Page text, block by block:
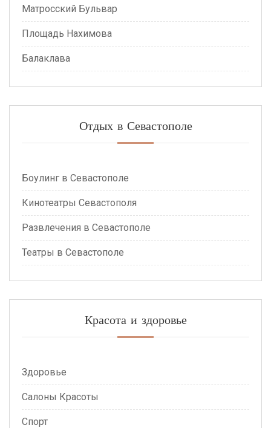
Матросский Бульвар
Площадь Нахимова
Балаклава
Отдых в Севастополе
Боулинг в Севастополе
Кинотеатры Севастополя
Развлечения в Севастополе
Театры в Севастополе
Красота и здоровье
Здоровье
Салоны Красоты
Спорт